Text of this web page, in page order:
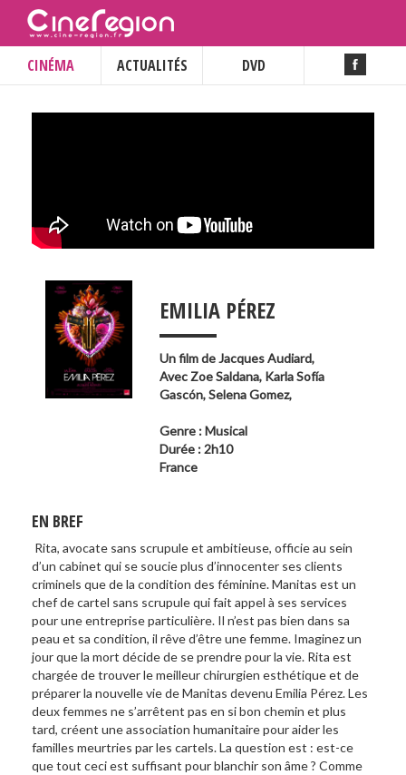
CINÉMA ACTUALITÉS DVD
EMILIA PÉREZ
___
Un film deJacques Audiard,
Avec Zoe Saldana, Karla Sofía
Gascón,Selena Gomez,
Genre : Musical
Durée : 2h10
France
EN BREF
Rita, avocate sans scrupule et ambitieuse, officie au sein
d’un cabinet qui se soucie plus d’innocenter ses clients
criminels que de la condition des féminine. Manitas est un
chef de cartel sans scrupule qui fait appel à ses services
pour une entreprise particulière. Il n’est pas bien dans sa
peau et sa condition, il rêve d’être une femme. Imaginez un
jour que la mort décide de se prendre pour la vie. Rita est
chargée de trouver le meilleur chirurgien esthétique et de
préparer la nouvelle vie de Manitas devenu Emilia Pérez. Les
deux femmes ne s’arrêtent pas en si bon chemin et plus
tard, créent une association humanitaire pour aider les
familles meurtries par les cartels. La question est : est-ce
que tout ceci est suffisant pour blanchir son âme ? Comme